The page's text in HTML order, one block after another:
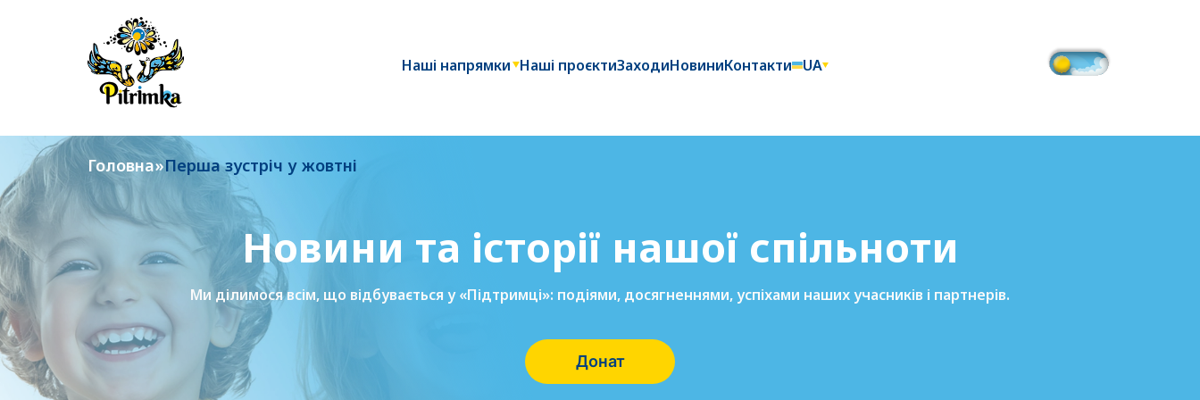
Наші напрямки Наші проєктиЗаходиНовиниКонтакти UA
Головна»Перша зустріч у жовтні
Новини та історії нашої спільноти
Ми ділимося всім, що відбувається у «Підтримці»: подіями, досягненнями, успіхами наших учасників і партнерів.
Донат